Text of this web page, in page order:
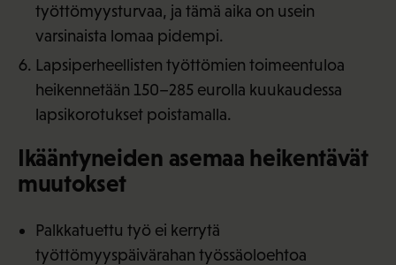
työttömyysturvaa, ja tämä aika on usein
varsinaista lomaa pidempi.
Lapsiperheellisten työttömien toimeentuloa
heikennetään 150–285 eurolla kuukaudessa
lapsikorotukset poistamalla.
Ikääntyneiden asemaa heikentävät
muutokset
Palkkatuettu työ ei kerrytä
työttömyyspäivärahan työssäoloehtoa